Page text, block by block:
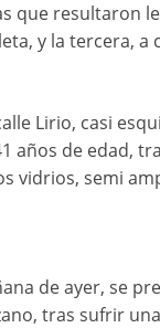
que resultaron
y la tercera, a
Lirio, casi
años de edad,
vidrios, semi
de ayer, se
tras sufrir